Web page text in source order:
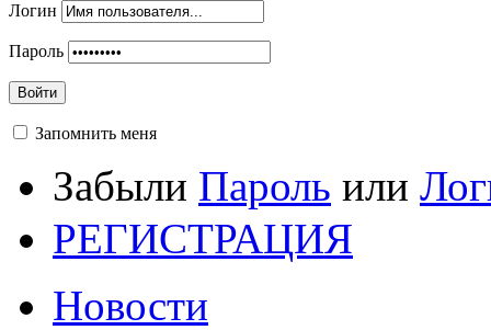
Логин
Пароль
Войти
Запомнить меня
Забыли Пароль или
РЕГИСТРАЦИЯ
Новости